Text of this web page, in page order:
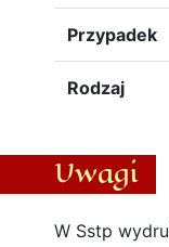
Przypadek
Rodzaj
Uwagi
W Sstp